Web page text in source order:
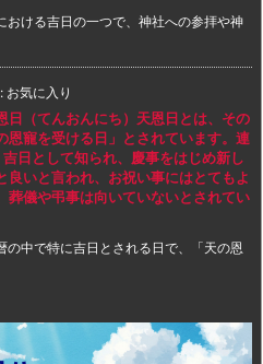
ける吉日の一つで、神社への参拝や神
: お気に入り
日（てんおんにち）天恩日とは、その
恩寵を受ける日」とされています。連
日として知られ、慶事をはじめ新し
良いと言われ、お祝い事にはとてもよ
葬儀や弔事は向いていないとされてい
中で特に吉日とされる日で、「天の恩